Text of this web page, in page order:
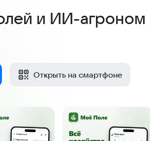
и ИИ-агроном
Открыть на смартфоне